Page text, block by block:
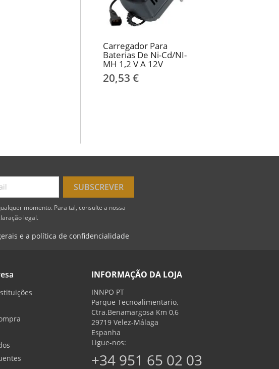
Carregador Para
Baterias De Ni-Cd/NI-
MH 1,2 V A 12V
20,53 €
momento. Para tal, consulte a nossa
legal.
e a política de confidencialidade
INFORMAÇÃO DA LOJA
INNPO PT
Parque Tecnoalimentario,
Ctra.Benamargosa Km 0,6
29719 Velez-Málaga
Espanha
Ligue-nos:
+34 951 65 02 03